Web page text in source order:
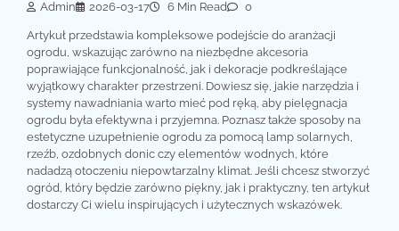
Admin 2026-03-17 6 Min Read 0
Artykuł przedstawia kompleksowe podejście do aranżacji
ogrodu, wskazując zarówno na niezbędne akcesoria
poprawiające funkcjonalność, jak i dekoracje podkreślające
wyjątkowy charakter przestrzeni. Dowiesz się, jakie narzędzia i
systemy nawadniania warto mieć pod ręką, aby pielęgnacja
ogrodu była efektywna i przyjemna. Poznasz także sposoby na
estetyczne uzupełnienie ogrodu za pomocą lamp solarnych,
rzeźb, ozdobnych donic czy elementów wodnych, które
nadadzą otoczeniu niepowtarzalny klimat. Jeśli chcesz stworzyć
ogród, który będzie zarówno piękny, jak i praktyczny, ten artykuł
dostarczy Ci wielu inspirujących i użytecznych wskazówek.